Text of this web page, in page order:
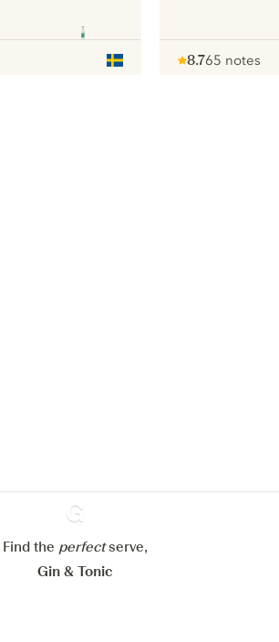
8.765 notes
Ginventory
Find the perfectserve,
Gin & Tonic